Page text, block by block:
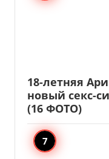
18-летняя
новый секс-
(16 ФОТО)